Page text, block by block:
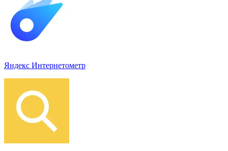
Яндекс Интернетометр